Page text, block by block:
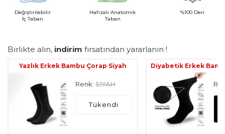
Değiştirilebilir
İç Taban
Hafızalı Anatomik
Taban
%100 Deri
Birlikte alın, indirim fırsatından yararlanın !
Yazlık Erkek Bambu Çorap Siyah
Renk: SIYAH
Tükendi
Diyabetik Erkek